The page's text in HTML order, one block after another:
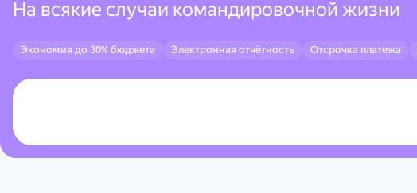
На всякие случаи командировочной жизни
Экономия до 30% бюджета Электронная отчётность Отсрочка платежа